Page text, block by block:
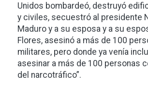
Unidos bombardeó, destruyó
y civiles, secuestró al presidente
Maduro y a su esposa y a su
Flores, asesinó a más de 100
militares, pero donde ya venía
asesinar a más de 100 personas
del narcotráfico”.